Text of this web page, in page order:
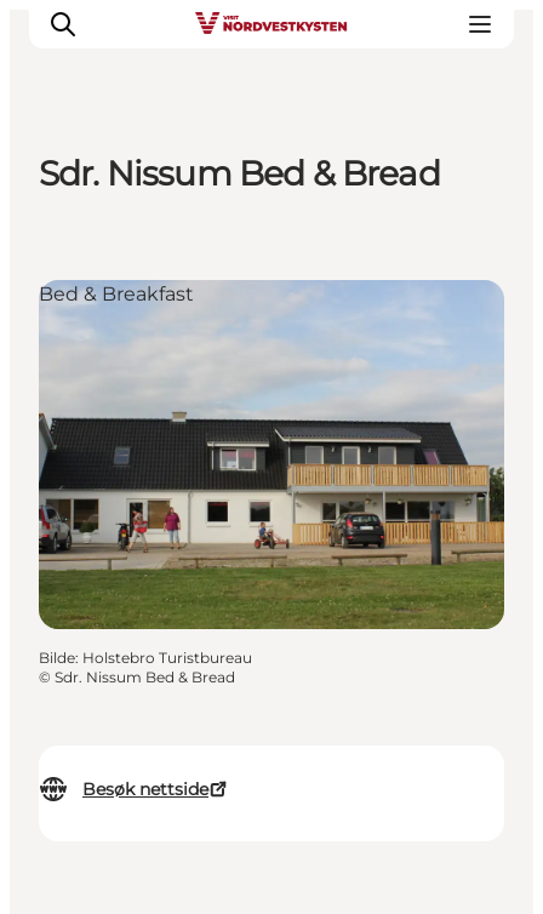
Events
Overnatting
Planlegg ferien
Sdr. Nissum Bed & Bread
Besøk nettside
Bed & Breakfast
Bilde: Holstebro Turistbureau
© Sdr. Nissum Bed & Bread